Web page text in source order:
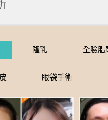
隆乳 全臉脂
眼袋手術